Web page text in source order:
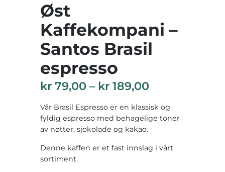
Øst
Kaffekompani –
Santos Brasil
espresso
kr79,00 – kr189,00P
r
i
o
Vår Brasil Espresso er en klassisk og
fyldig espresso med behagelige toner
av nøtter, sjokolade og kakao.
Denne kaffen er et fast innslag i vårt
sortiment.